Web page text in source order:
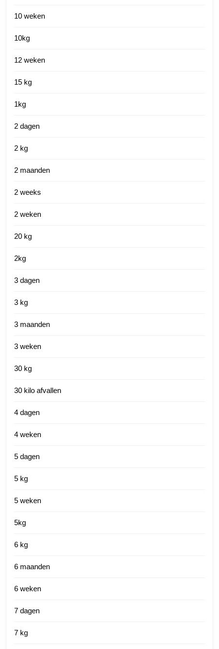
10 weken
10kg
12 weken
15 kg
1kg
2 dagen
2 kg
2 maanden
2 weeks
2 weken
20 kg
2kg
3 dagen
3 kg
3 maanden
3 weken
30 kg
30 kilo afvallen
4 dagen
4 weken
5 dagen
5 kg
5 weken
5kg
6 kg
6 maanden
6 weken
7 dagen
7 kg